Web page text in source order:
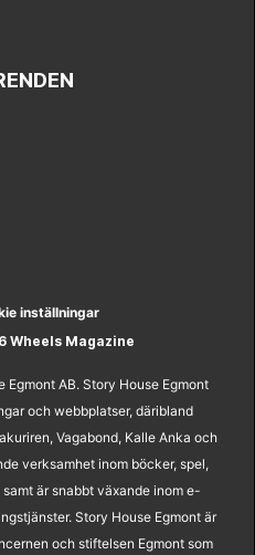
inställningar
Wheels Magazine
AB. Story House Egmont
och webbplatser, däribland
Vagabond, Kalle Anka och
verksamhet inom böcker, spel,
är snabbt växande inom e-
Story House Egmont är
och stiftelsen Egmont som